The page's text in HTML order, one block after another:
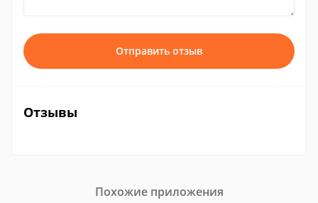
Отправить отзыв
Отзывы
Похожие приложения